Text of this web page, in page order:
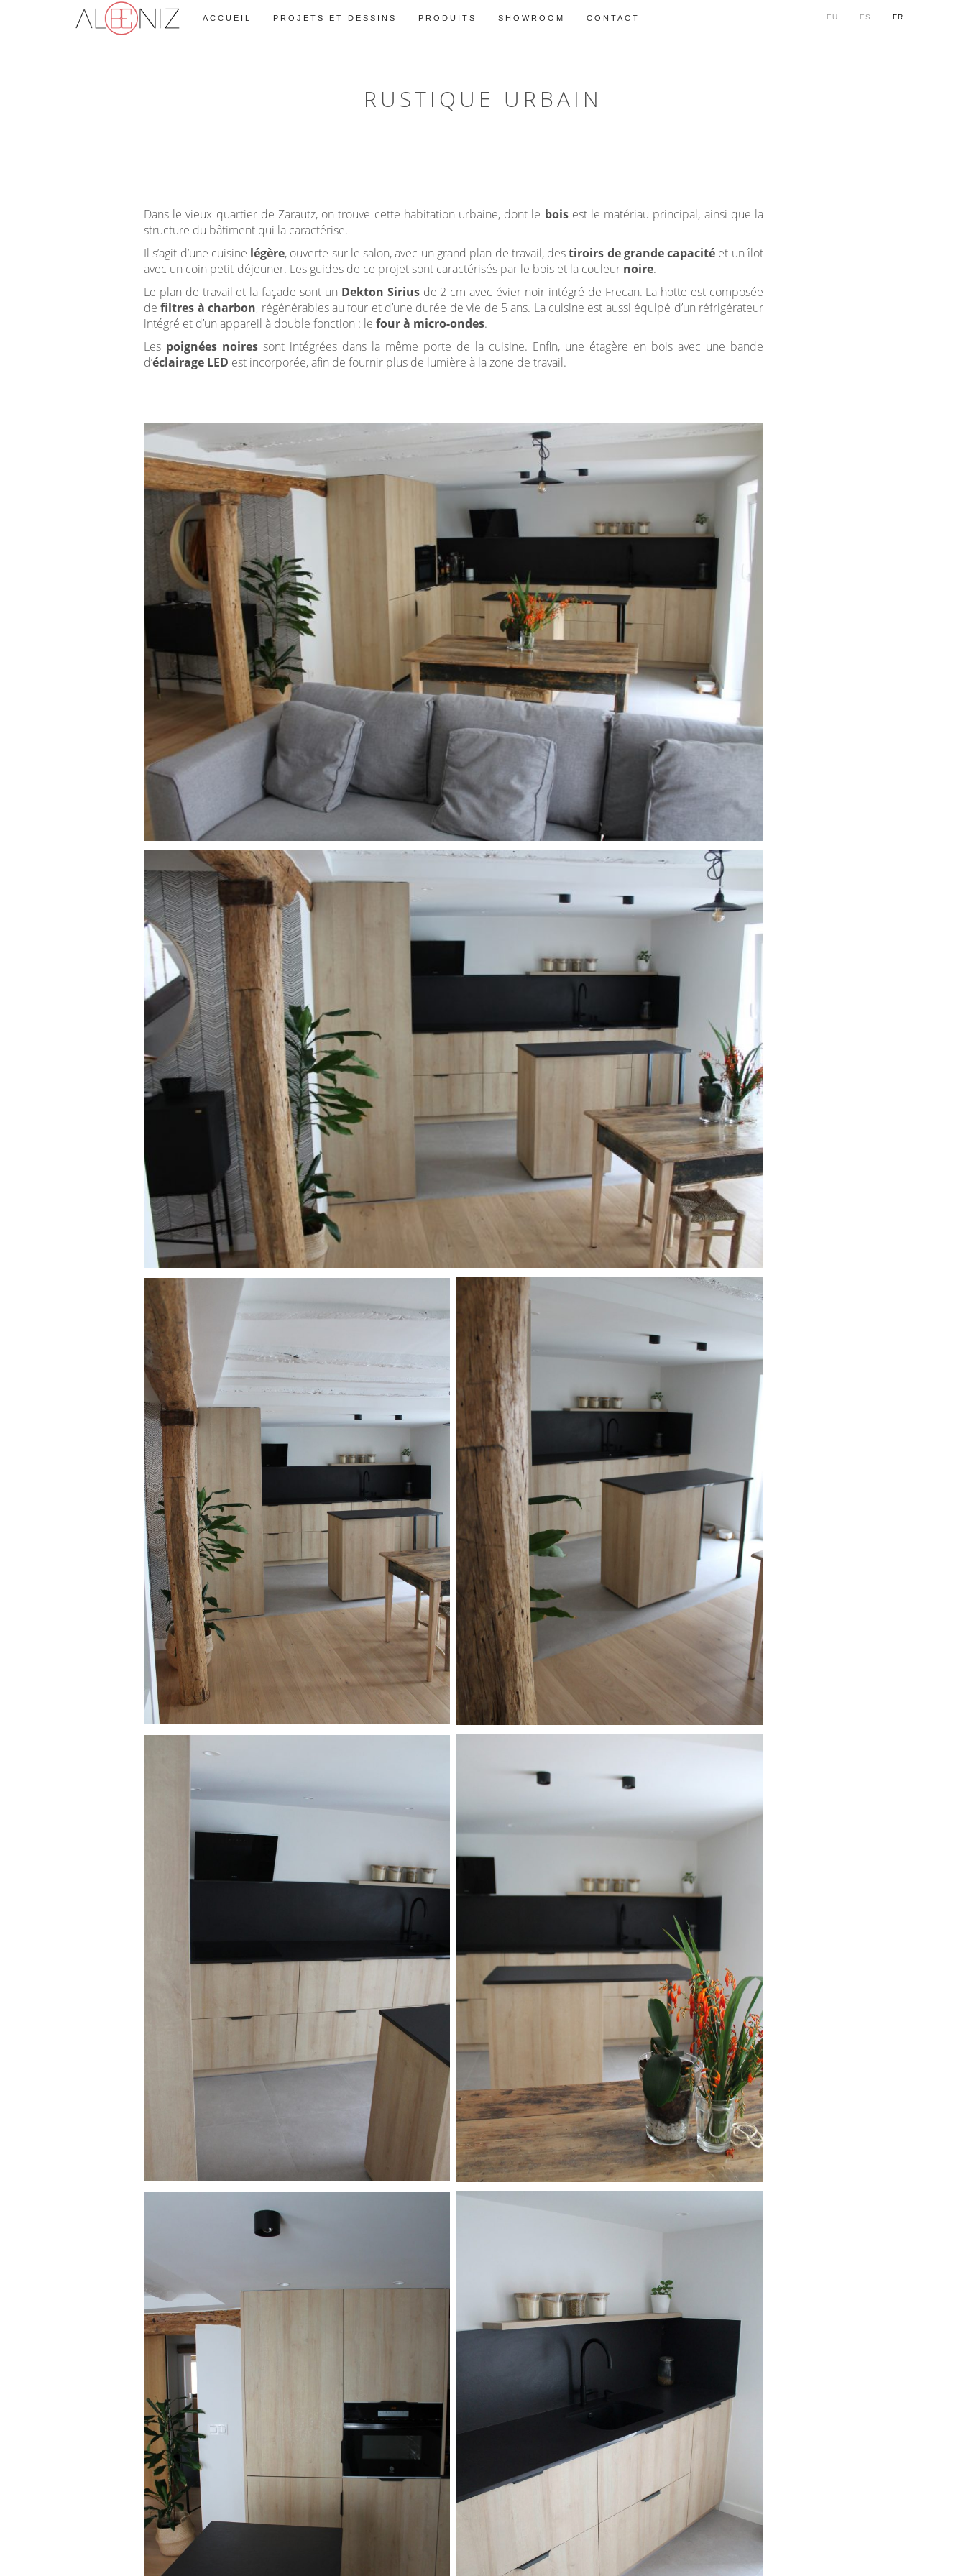
ACCUEIL PROJETS ET DESSINS PRODUITS SHOWROOM CONTACT EU ES FR
RUSTIQUE URBAIN
Dans le vieux quartier de Zarautz, on trouve cette habitation urbaine, dont le boisest le matériau principal, ainsi que la
structure du bâtiment qui la caractérise.
Il s’agit d’une cuisine légère, ouverte sur le salon, avec un grand plan de travail, destiroirs de grande capacité et un îlot
avec un coin petit-déjeuner. Les guides de ce projet sont caractérisés par le bois et la couleur noire.
Le plan de travail et la façade sont un Dekton Siriusde 2 cm avec évier noir intégré de Frecan. La hotte est composée
defiltres à charbon, régénérables au four et d’une durée de vie de 5 ans. La cuisine est aussi équipé d’un réfrigérateur
intégré et d’un appareil à double fonction : le four à micro-ondes.
Les poignées noires sont intégrées dans la même porte de la cuisine. Enfin, une étagère en bois avec une bande
d’éclairage LED est incorporée, afin de fournir plus de lumière à la zone de travail.